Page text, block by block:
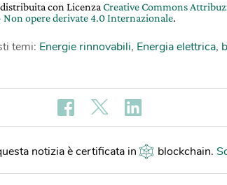
con Licenza Creative Commons
Non opere derivate 4.0 Internazionale.
temi: Energie rinnovabili, Energia elettrica,
notizia è certificata in blockchain.